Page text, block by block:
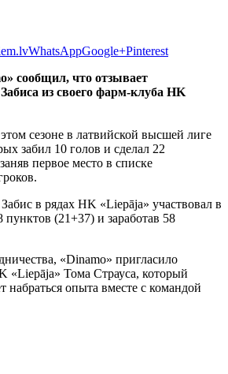
WhatsAppGoogle+Pinterest
сообщил, что отзывает
из своего фарм-клуба HK
сезоне в латвийской высшей лиге
забил 10 голов и сделал 22
первое место в списке
в рядах HK «Liepāja» участвовал в
пунктов (21+37) и заработав 58
«Dinamo» пригласило
«Liepāja» Тома Страуса, который
набраться опыта вместе с командой